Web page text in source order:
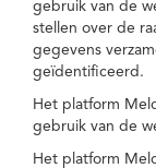
gebruik van de
stellen over de
gegevens
geïdentificeerd.
Het platform
gebruik van de
Het platform